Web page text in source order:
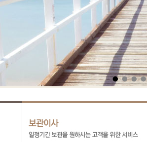
● ● ● ●